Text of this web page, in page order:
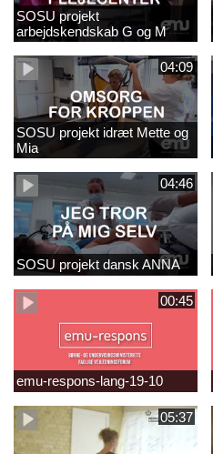
SOSU projekt
arbejdskendskab G og M
04:09
SOSU projekt idræt Mette og
Mia
04:46
SOSU projekt dansk ANNA
00:45
emu-respons-lang-19-10
05:37